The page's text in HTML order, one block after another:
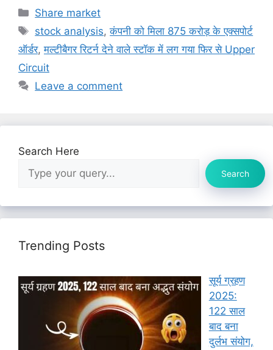
Categories
Share market
Tags
stock analysis,कंपनी को मिला 875 करोड़ के एक्सपोर्ट
ऑर्डर,मल्टीबैगर रिटर्न देने वाले स्टॉक में लग गया फिर से Upper
Circuit
Leave a comment
Search Here
Search
Trending Posts
सूर्य ग्रहण
2025:
122 साल
बाद बना
दुर्लभ संयोग,